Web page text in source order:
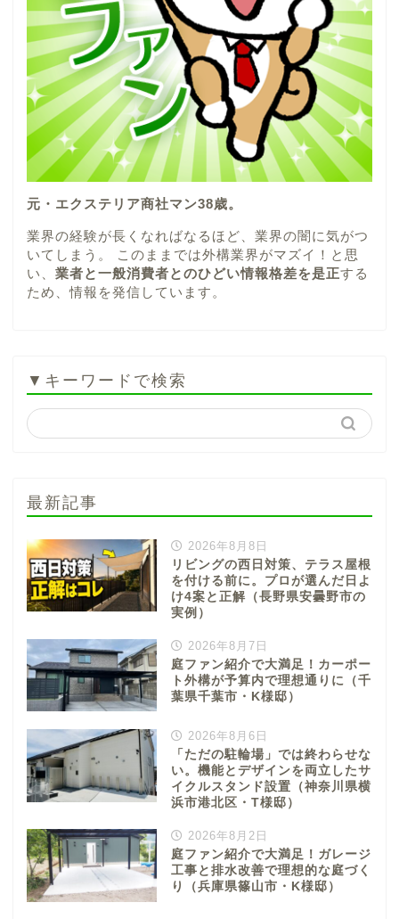
元・エクステリア商社マン38歳。
業界の経験が長くなればなるほど、業界の闇に気がつ
いてしまう。 このままでは外構業界がマズイ！と思
い、 業者と一般消費者とのひどい情報格差を是正する
ため、情報を発信しています。
▼キーワードで検索
最新記事
2026年8月8日
リビングの西日対策、テラス屋根
を付ける前に。プロが選んだ日よ
け4案と正解（長野県安曇野市の
実例）
2026年8月7日
庭ファン紹介で大満足！カーポー
ト外構が予算内で理想通りに（千
葉県千葉市・K様邸）
2026年8月6日
「ただの駐輪場」では終わらせな
い。機能とデザインを両立したサ
イクルスタンド設置（神奈川県横
浜市港北区・T様邸）
2026年8月2日
庭ファン紹介で大満足！ガレージ
工事と排水改善で理想的な庭づく
り（兵庫県篠山市・K様邸）